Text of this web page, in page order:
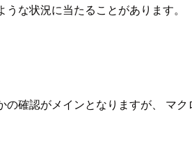
な状況に当たることがあります。
確認がメインとなりますが、 マ